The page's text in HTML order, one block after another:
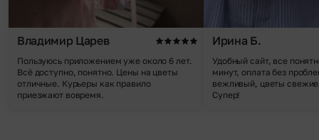
Владимир Царев
Пользуюсь приложением уже около 6 лет.
Всё доступно, понятно. Цены на цветы
отличные. Курьеры как правило
приезжают вовремя.
Ирина Б.
Удобный сайт, все
минут, оплата без
вежливый, цветы
Супер!